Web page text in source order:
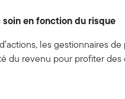
en fonction du risque
les gestionnaires
du revenu pour profiter